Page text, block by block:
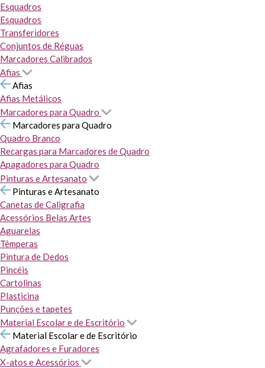
Esquadros
Esquadros
Transferidores
Conjuntos de Réguas
Marcadores Calibrados
Afias
Afias
Afias Metálicos
Marcadores para Quadro
Marcadores para Quadro
Quadro Branco
Recargas para Marcadores de Quadro
Apagadores para Quadro
Pinturas e Artesanato
Pinturas e Artesanato
Canetas de Caligrafia
Acessórios Belas Artes
Aguarelas
Têmperas
Pintura de Dedos
Pincéis
Cartolinas
Plasticina
Punções e tapetes
Material Escolar e de Escritório
Material Escolar e de Escritório
Agrafadores e Furadores
X-atos e Acessórios